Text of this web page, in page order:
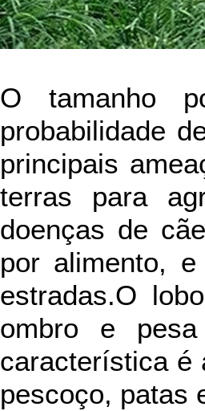
O tamanho
probabilidade
principais
terras para
doenças de
por alimento,
estradas.O
ombro e
característica é
pescoço, patas